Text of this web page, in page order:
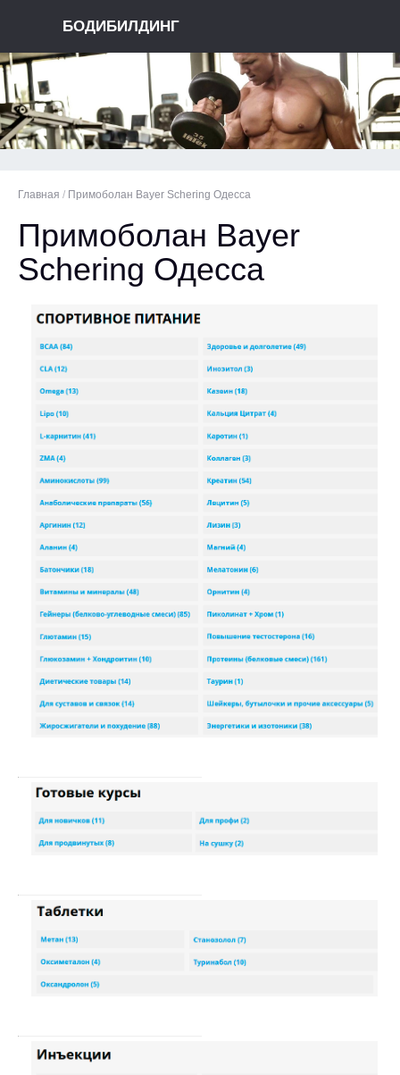
БОДИБИЛДИНГ
Главная / Примоболан Bayer Schering Одесса
Примоболан Bayer
Schering Одесса